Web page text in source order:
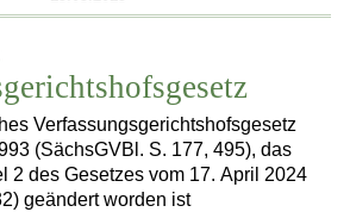
Verfassungsgerichtshofsgesetz
(SächsGVBl. S. 177, 495), das
2 des Gesetzes vom 17. April 2024
geändert worden ist